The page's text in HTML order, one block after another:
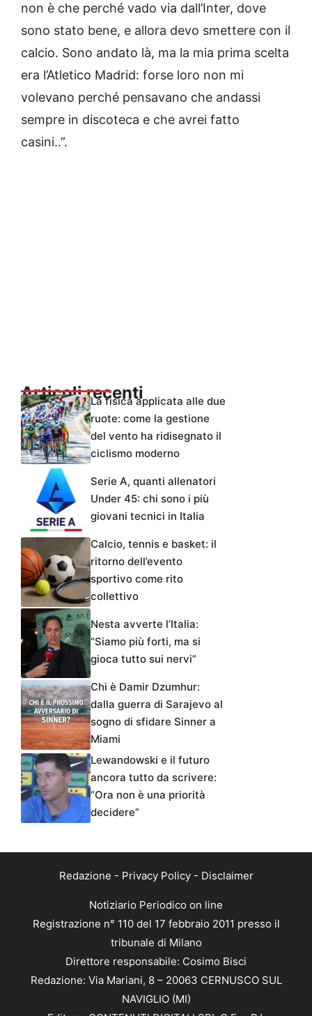
non è che perché vado via dall’Inter, dove
sono stato bene, e allora devo smettere con il
calcio. Sono andato là, ma la mia prima scelta
era l’Atletico Madrid: forse loro non mi
volevano perché pensavano che andassi
sempre in discoteca e che avrei fatto
casini..”.
Articoli recentiLa fisica applicata alle due
ruote: come la gestione
del vento ha ridisegnato il
ciclismo moderno
Serie A, quanti allenatori
Under 45: chi sono i più
giovani tecnici in Italia
Calcio, tennis e basket: il
ritorno dell’evento
sportivo come rito
collettivo
Nesta avverte l’Italia:
“Siamo più forti, ma si
gioca tutto sui nervi”
Chi è Damir Dzumhur:
dalla guerra di Sarajevo al
sogno di sfidare Sinner a
Miami
Lewandowski e il futuro
ancora tutto da scrivere:
“Ora non è una priorità
decidere”
Redazione - Privacy Policy- Disclaimer
Notiziario Periodico on line
Registrazione n° 110 del 17 febbraio 2011 presso il
tribunale di Milano
Direttore responsabile: Cosimo Bisci
Redazione: Via Mariani, 8 – 20063 CERNUSCO SUL
NAVIGLIO (MI)